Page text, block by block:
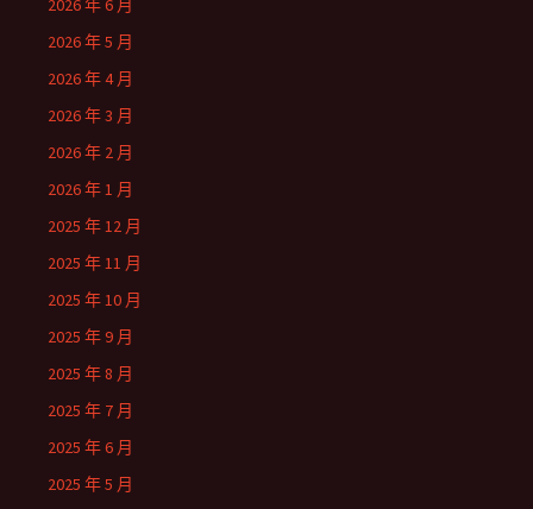
2026 年 6 月
2026 年 5 月
2026 年 4 月
2026 年 3 月
2026 年 2 月
2026 年 1 月
2025 年 12 月
2025 年 11 月
2025 年 10 月
2025 年 9 月
2025 年 8 月
2025 年 7 月
2025 年 6 月
2025 年 5 月